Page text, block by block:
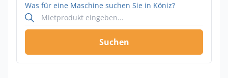
Was für eine Maschine suchen Sie in Köniz?
Suchen